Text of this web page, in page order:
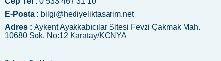
E-Posta : bilgi@hediyeliktasarim.net
Adres : Aykent Ayakkabıcılar Sitesi Fevzi Çakmak Mah.
10680 Sok. No:12 Karatay/KONYA